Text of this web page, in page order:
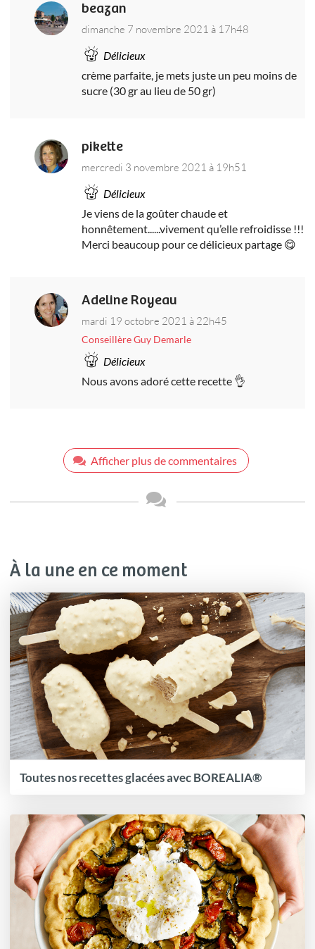
beazan
dimanche 7 novembre 2021 à 17h48
Délicieux
crème parfaite, je mets juste un peu moins de
sucre (30 gr au lieu de 50 gr)
pikette
mercredi 3 novembre 2021 à 19h51
Délicieux
Je viens de la goûter chaude et
honnêtement......vivement qu’elle refroidisse !!!
Merci beaucoup pour ce délicieux partage 😋
Adeline Royeau
mardi 19 octobre 2021 à 22h45
Conseillère Guy Demarle
Délicieux
Nous avons adoré cette recette 👌
Afficher plus de commentaires
À la une en ce moment
Toutes nos recettes glacées avec BOREALIA®